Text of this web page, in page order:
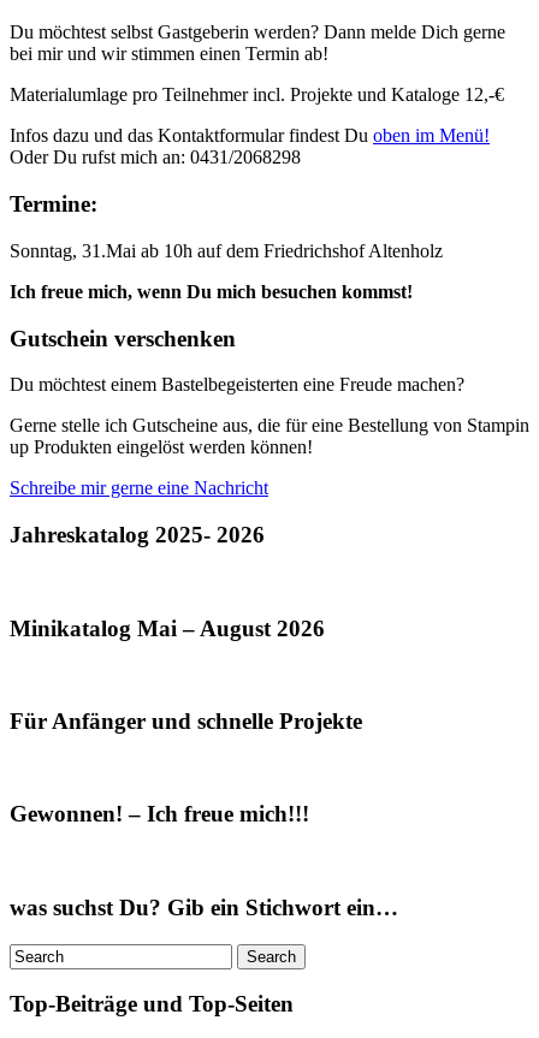
Du möchtest selbst Gastgeberin werden? Dann melde Dich gerne
bei mir und wir stimmen einen Termin ab!
Materialumlage pro Teilnehmer incl. Projekte und Kataloge 12,-€
Infos dazu und das Kontaktformular findest Du oben im Menü!
Oder Du rufst mich an: 0431/2068298
Termine:
Sonntag, 31.Mai ab 10h auf dem Friedrichshof Altenholz
Ich freue mich, wenn Du mich besuchen kommst!
Gutschein verschenken
Du möchtest einem Bastelbegeisterten eine Freude machen?
Gerne stelle ich Gutscheine aus, die für eine Bestellung von Stampin
up Produkten eingelöst werden können!
Schreibe mir gerne eine Nachricht
Jahreskatalog 2025- 2026
Minikatalog Mai – August 2026
Für Anfänger und schnelle Projekte
Gewonnen! – Ich freue mich!!!
was suchst Du? Gib ein Stichwort ein…
Top-Beiträge und Top-Seiten